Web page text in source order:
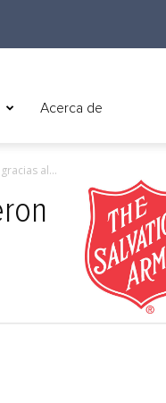
Acerca de
al...